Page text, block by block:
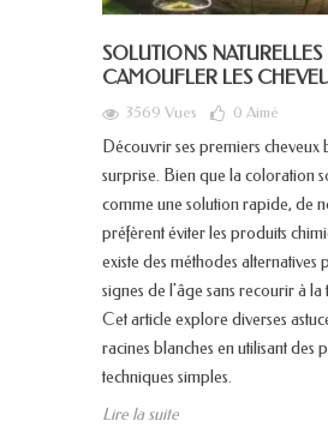
SOLUTIONS
CAMOUFLER LES
3569 Vues 0 Aimé
Découvrir ses premiers cheveux
surprise. Bien que la coloration
comme une solution rapide, de
préfèrent éviter les produits
existe des méthodes alternatives
signes de l'âge sans recourir à
Cet article explore diverses
racines blanches en utilisant des
techniques simples.
Lire la suite